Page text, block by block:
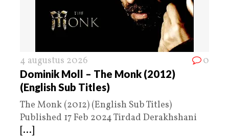
4 augustus 2026 0
Dominik Moll – The Monk (2012)
(English Sub Titles)
The Monk (2012) (English Sub Titles)
Published 17 Feb 2024 Tirdad Derakhshani
[...]